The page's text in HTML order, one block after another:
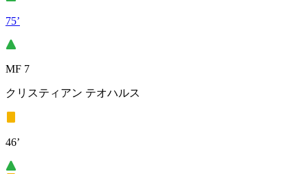
75’
MF 7
クリスティアン テオハルス
46’